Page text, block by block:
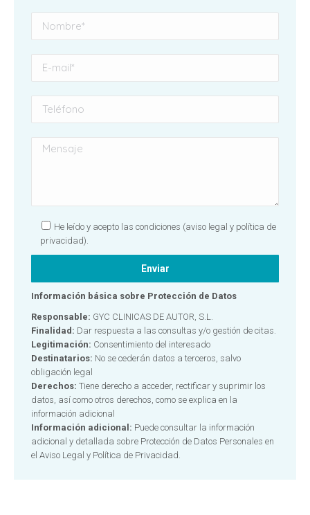
He leído y acepto las condiciones (aviso legal y política de
privacidad).
Información básica sobre Protección de Datos
Responsable: GYC CLINICAS DE AUTOR, S.L.
Finalidad: Dar respuesta a las consultas y/o gestión de citas.
Legitimación: Consentimiento del interesado
Destinatarios: No se cederán datos a terceros, salvo
obligación legal
Derechos: Tiene derecho a acceder, rectificar y suprimir los
datos, así como otros derechos, como se explica en la
información adicional
Información adicional: Puede consultar la información
adicional y detallada sobre Protección de Datos Personales en
el Aviso Legal y Política de Privacidad.